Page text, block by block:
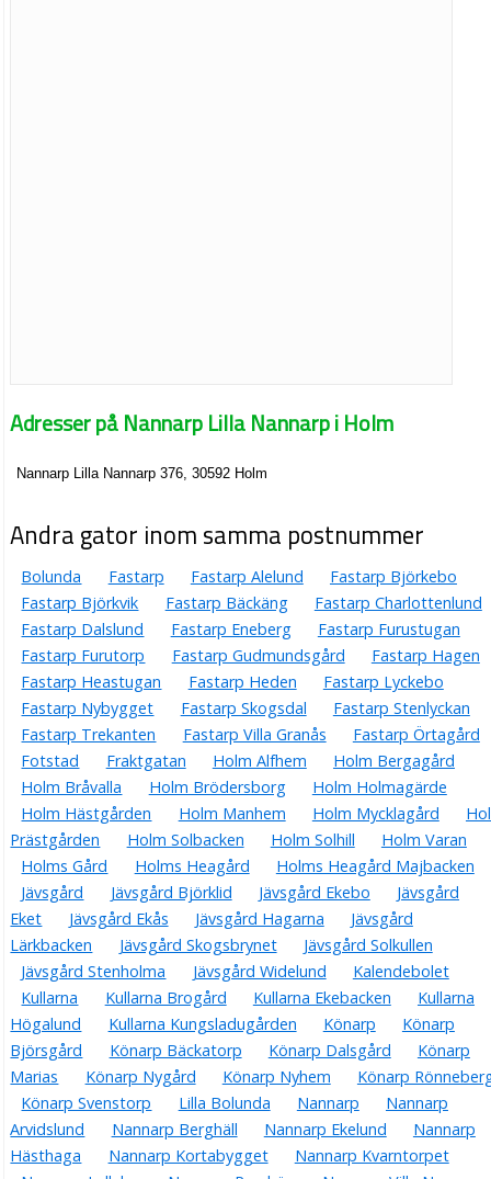
Adresser på Nannarp Lilla Nannarp i Holm
Nannarp Lilla Nannarp 376, 30592 Holm
Andra gator inom samma postnummer
Bolunda Fastarp Fastarp Alelund
Fastarp Björkebo
Fastarp Björkvik
Fastarp Bäckäng
Fastarp Charlottenlund
Fastarp Dalslund
Fastarp Eneberg
Fastarp Furustugan
Fastarp Furutorp
Fastarp Gudmundsgård
Fastarp Hagen
Fastarp Heastugan
Fastarp Heden
Fastarp Lyckebo
Fastarp Nybygget
Fastarp Skogsdal
Fastarp Stenlyckan
Fastarp Trekanten
Fastarp Villa Granås
Fastarp Örtagård
Fotstad
Fraktgatan Holm Alfhem
Holm Bergagård
Holm Bråvalla
Holm Brödersborg
Holm Holmagärde
Holm Hästgården
Holm Manhem Holm Mycklagård
Prästgården
Holm Solbacken Holm Solhill
Holm Varan
Holms Gård
Holms Heagård
Holms Heagård Majbacken
Jävsgård
Jävsgård Björklid Jävsgård Ekebo
Jävsgård
Eket
Jävsgård Ekås Jävsgård Hagarna
Jävsgård
Lärkbacken
Jävsgård Skogsbrynet
Jävsgård Solkullen
Jävsgård Stenholma
Jävsgård Widelund
Kalendebolet
Kullarna
Kullarna Brogård Kullarna Ekebacken
Kullarna
Högalund
Kullarna Kungsladugården Könarp
Könarp
Björsgård
Könarp Bäckatorp Könarp Dalsgård
Könarp
Marias
Könarp Nygård Könarp Nyhem
Könarp
Könarp Svenstorp
Lilla Bolunda Nannarp
Nannarp
Arvidslund
Nannarp Berghäll Nannarp Ekelund
Nannarp
Hästhaga
Nannarp Kortabygget
Nannarp Kvarntorpet